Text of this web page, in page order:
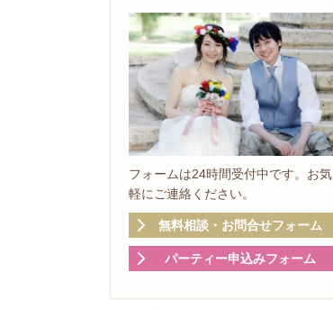
フォームは24時間受付中です。お気
軽にご連絡ください。
無料相談・お問合せフォーム
パーティー申込みフォーム